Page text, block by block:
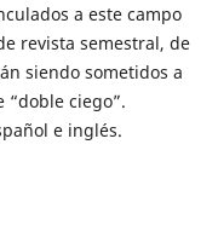
a este campo
revista semestral, de
siendo sometidos a
“doble ciego”.
e inglés.